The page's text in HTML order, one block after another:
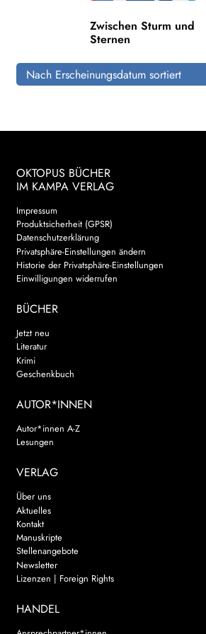
Search:
Zwischen Sturm und
Sternen
Nach Erscheinungsdatum sortiert
OKTOPUS BÜCHER
IM KAMPA VERLAG
Impressum
Produktsicherheit (GPSR)
Datenschutzerklärung
Privatsphäre-Einstellungen ändern
Historie der Privatsphäre-Einstellungen
Einwilligungen widerrufen
BÜCHER
Jetzt neu
Literatur
Krimi
Geschenkbuch
AUTOR*INNEN
Autor*innen A-Z
Lesungen
VERLAG
Über uns
Aktuelles
Kontakt
Manuskripte
Stellenangebote
Newsletter
Lizenzen | Foreign Rights
HANDEL